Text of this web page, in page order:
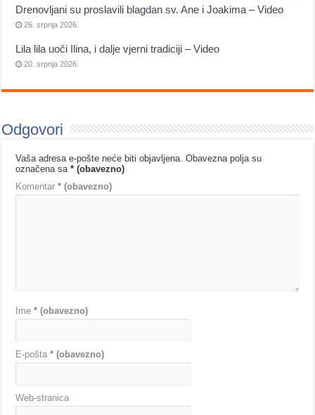
Drenovljani su proslavili blagdan sv. Ane i Joakima – Video
26. srpnja 2026.
Lila lila uoči Ilina, i dalje vjerni tradiciji – Video
20. srpnja 2026.
Odgovori
Vaša adresa e-pošte neće biti objavljena. Obavezna polja su
označena sa* (obavezno)
Komentar* (obavezno)
Ime* (obavezno)
E-pošta* (obavezno)
Web-stranica